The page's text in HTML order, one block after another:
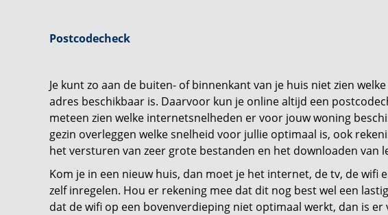
Postcodecheck
Je kunt zo aan de buiten- of binnenkant van je huis niet zien
adres beschikbaar is. Daarvoor kun je online altijd een
meteen zien welke internetsnelheden er voor jouw woning
gezin overleggen welke snelheid voor jullie optimaal is, ook
het versturen van zeer grote bestanden en het downloaden van
Kom je in een nieuw huis, dan moet je het internet, de tv, de wifi
zelf inregelen. Hou er rekening mee dat dit nog best wel een
dat de wifi op een bovenverdieping niet optimaal werkt, dan is er